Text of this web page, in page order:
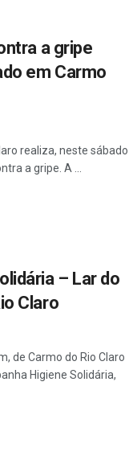
a gripe
em Carmo
realiza, neste sábado
a gripe. A ...
– Lar do
Claro
de Carmo do Rio Claro
Higiene Solidária,